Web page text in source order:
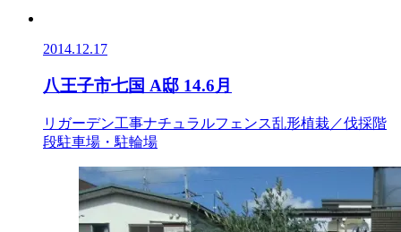
2014.12.17
八王子市七国 A邸 14.6月
リガーデン工事ナチュラルフェンス乱形植栽／伐採階
段駐車場・駐輪場